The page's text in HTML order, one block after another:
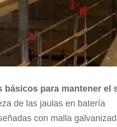
básicos para mantener el
de las jaulas en batería
con malla